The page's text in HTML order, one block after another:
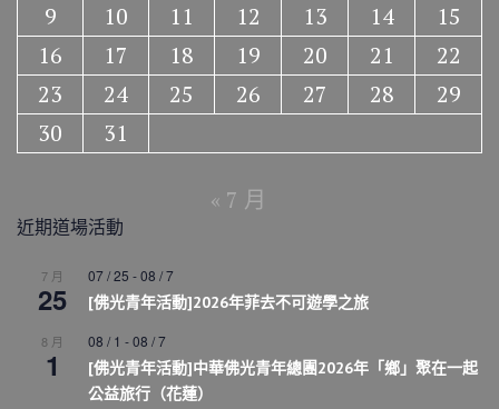
9
10 11 12 13 14
15
16
17 18 19 20 21
22
23
24 25 26 27 28
29
30
31
« 7 月
近期道場活動
7 月
25
07 / 25 -08 / 7
[佛光青年活動]2026年菲去不可遊學之旅
8 月
1
08 / 1 -08 / 7
[佛光青年活動]中華佛光青年總團2026年「鄉」聚在一起
公益旅行（花蓮）